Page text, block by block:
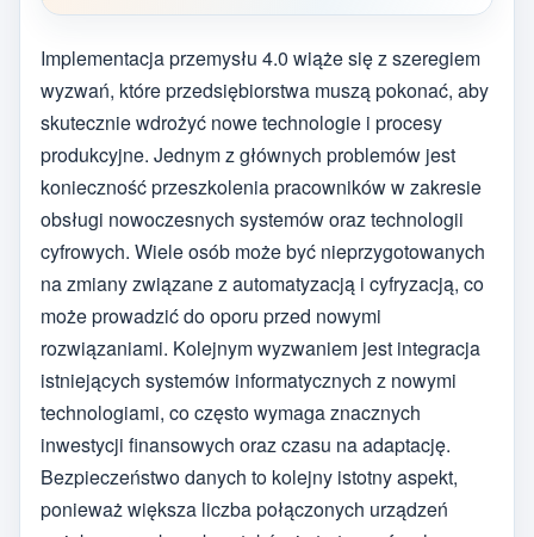
Implementacja przemysłu 4.0 wiąże się z szeregiem
wyzwań, które przedsiębiorstwa muszą pokonać, aby
skutecznie wdrożyć nowe technologie i procesy
produkcyjne. Jednym z głównych problemów jest
konieczność przeszkolenia pracowników w zakresie
obsługi nowoczesnych systemów oraz technologii
cyfrowych. Wiele osób może być nieprzygotowanych
na zmiany związane z automatyzacją i cyfryzacją, co
może prowadzić do oporu przed nowymi
rozwiązaniami. Kolejnym wyzwaniem jest integracja
istniejących systemów informatycznych z nowymi
technologiami, co często wymaga znacznych
inwestycji finansowych oraz czasu na adaptację.
Bezpieczeństwo danych to kolejny istotny aspekt,
ponieważ większa liczba połączonych urządzeń